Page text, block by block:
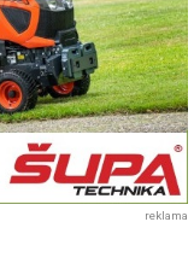
reklama